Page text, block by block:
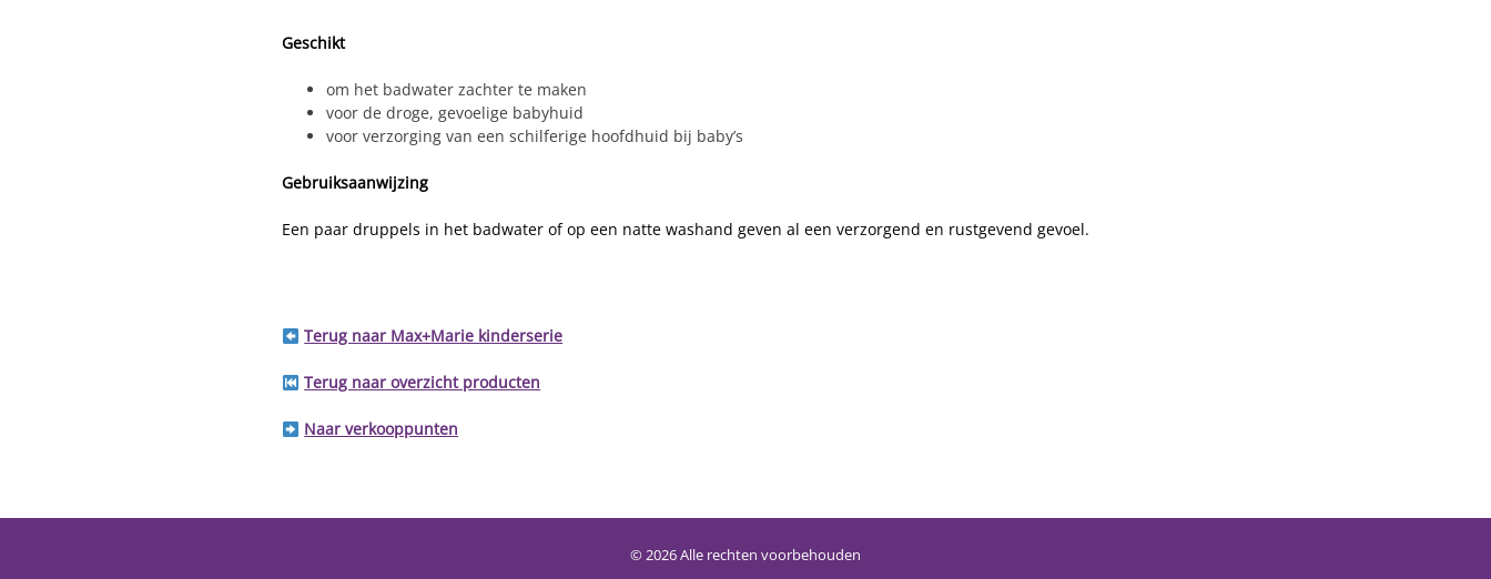
Geschikt
om het badwater zachter te maken
voor de droge, gevoelige babyhuid
voor verzorging van een schilferige hoofdhuid bij baby’s
Gebruiksaanwijzing
Een paar druppels in het badwater of op een natte washand geven al een verzorgend en rustgevend gevoel.
Terug naar Max+Marie kinderserie
Terug naar overzicht producten
Naar verkooppunten
© 2026 Alle rechten voorbehouden